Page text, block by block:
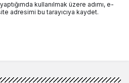
kullanılmak üzere adımı, e-
adresimi bu tarayıcıya kaydet.